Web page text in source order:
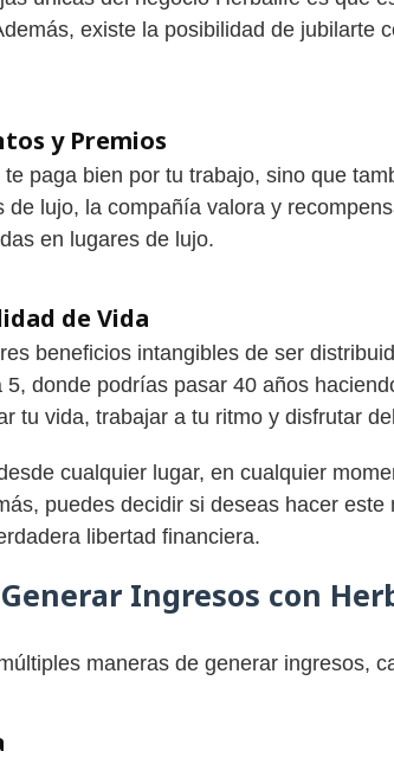
existe la posibilidad de jubilarte
y Premios
paga bien por tu trabajo, sino que
de lujo, la compañía valora y
en lugares de lujo.
de Vida
beneficios intangibles de ser
5, donde podrías pasar 40 años
tu vida, trabajar a tu ritmo y disfrutar
cualquier lugar, en cualquier
puedes decidir si deseas hacer
libertad financiera.
Ingresos con
maneras de generar ingresos,